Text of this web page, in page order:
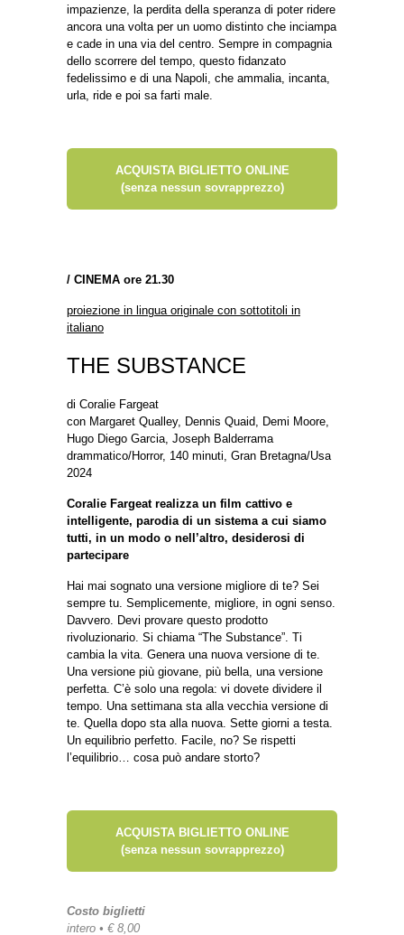
impazienze, la perdita della speranza di poter ridere
ancora una volta per un uomo distinto che inciampa
e cade in una via del centro. Sempre in compagnia
dello scorrere del tempo, questo fidanzato
fedelissimo e di una Napoli, che ammalia, incanta,
urla, ride e poi sa farti male.
ACQUISTA BIGLIETTO ONLINE
(senza nessun sovrapprezzo)
/ CINEMA ore 21.30
proiezione in lingua originale con sottotitoli in
italiano
THE SUBSTANCE
di Coralie Fargeat
con Margaret Qualley, Dennis Quaid, Demi Moore,
Hugo Diego Garcia, Joseph Balderrama
drammatico/Horror, 140 minuti, Gran Bretagna/Usa
2024
Coralie Fargeat realizza un film cattivo e
intelligente, parodia di un sistema a cui siamo
tutti, in un modo o nell’altro, desiderosi di
partecipare
Hai mai sognato una versione migliore di te? Sei
sempre tu. Semplicemente, migliore, in ogni senso.
Davvero. Devi provare questo prodotto
rivoluzionario. Si chiama “The Substance”. Ti
cambia la vita. Genera una nuova versione di te.
Una versione più giovane, più bella, una versione
perfetta. C’è solo una regola: vi dovete dividere il
tempo. Una settimana sta alla vecchia versione di
te. Quella dopo sta alla nuova. Sette giorni a testa.
Un equilibrio perfetto. Facile, no? Se rispetti
l’equilibrio… cosa può andare storto?
ACQUISTA BIGLIETTO ONLINE
(senza nessun sovrapprezzo)
Costo biglietti
intero • € 8,00